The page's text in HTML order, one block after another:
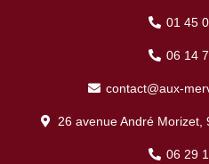
01 45
06 14
contact@aux-
26 avenue André Morizet,
06 29